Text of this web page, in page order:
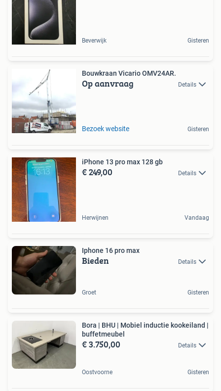
Beverwijk Gisteren
Bouwkraan Vicario OMV24AR.
Op aanvraag Details
Bezoek website Gisteren
iPhone 13 pro max 128 gb
€ 249,00 Details
Herwijnen Vandaag
Iphone 16 pro max
Bieden Details
Groet Gisteren
Bora | BHU | Mobiel inductie kookeiland |
buffetmeubel
€ 3.750,00 Details
Oostvoorne Gisteren